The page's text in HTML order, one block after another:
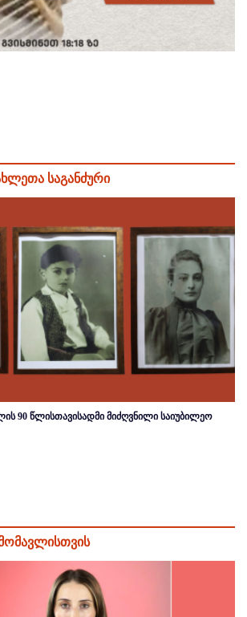
საგანძური
90 წლისთავისადმი მიძღვნილი საიუბილეო